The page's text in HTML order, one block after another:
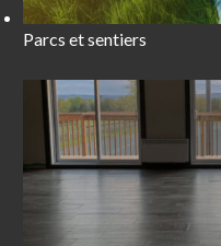
Parcs et sentiers